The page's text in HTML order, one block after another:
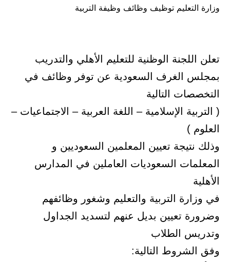
وزارة التعليم توظيف وظائف وظيفة التربية
تعلن اللجنة الوظنية للتعليم الأهلي والتدريب
بمجلس الغرف السعودية عن توفر وظائف في
التخصصات التالية
( التربية الإسلامية – اللغة العربية – الاجتماعيات –
العلوم )
وذلك نتيجة تعيين المعلمين السعوديين و
المعلمات السعوديات العاملين في المدارس
الأهلية
في وزارة التربية والتعليم وشغور وظائفهم
وضرورة تعيين بديل عنهم لتسديد الجداول
وتدريس الطلاب
وفق الشروط التالية: